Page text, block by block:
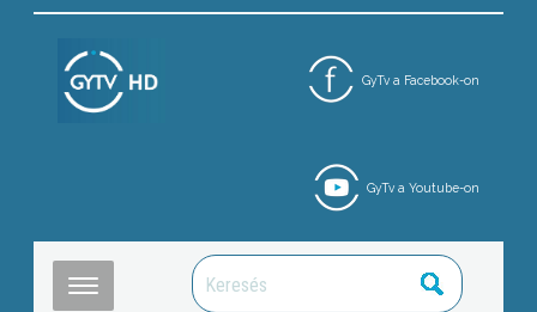
GyTv a Facebook-on
GyTv a Youtube-on